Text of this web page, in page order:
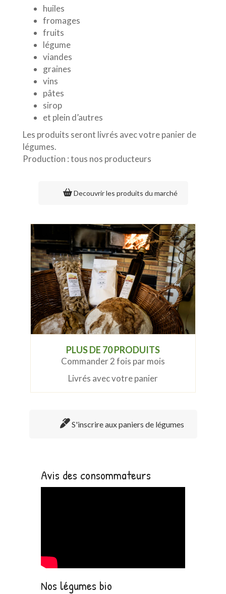
huiles
fromages
fruits
légume
viandes
graines
vins
pâtes
sirop
et plein d’autres
Les produits seront livrés avec votre panier de
légumes.
Production : tous nos producteurs
Decouvrir les produits du marché
PLUS DE 70 PRODUITS
Commander 2 fois par mois
Livrés avec votre panier
S'inscrire aux paniers de légumes
Avis des consommateurs
Nos légumes bio